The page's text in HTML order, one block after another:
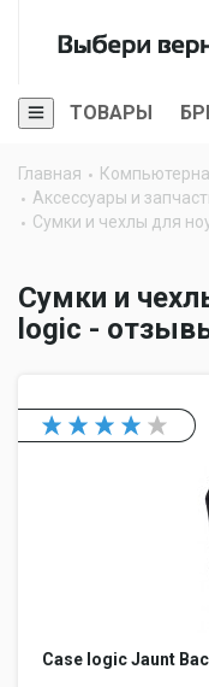
ТОВАРЫ
Главная
Аксессуары и
Сумки и чехлы для
Сумки и
logic -
Case logic Jaunt